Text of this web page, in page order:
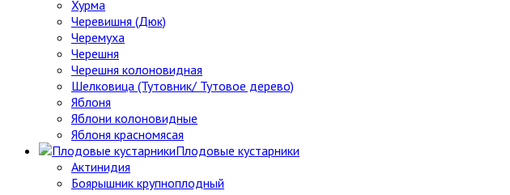
Хурма
Черевишня (Дюк)
Черемуха
Черешня
Черешня колоновидная
Шелковица (Тутовник/ Тутовое дерево)
Яблоня
Яблони колоновидные
Яблоня красномясая
Плодовые кустарники
Актинидия
Боярышник крупноплодный